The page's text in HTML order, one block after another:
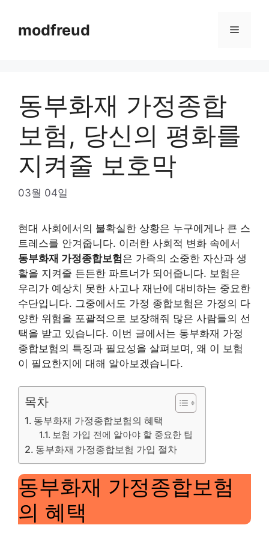
contentmodfreud Menu
동부화재 가정종합
보험, 당신의 평화를
지켜줄 보호막
03월 04일
현대 사회에서의 불확실한 상황은 누구에게나 큰 스
트레스를 안겨줍니다. 이러한 사회적 변화 속에서
동부화재 가정종합보험은 가족의 소중한 자산과 생
활을 지켜줄 든든한 파트너가 되어줍니다. 보험은
우리가 예상치 못한 사고나 재난에 대비하는 중요한
수단입니다. 그중에서도 가정 종합보험은 가정의 다
양한 위험을 포괄적으로 보장해줘 많은 사람들의 선
택을 받고 있습니다. 이번 글에서는 동부화재 가정
종합보험의 특징과 필요성을 살펴보며, 왜 이 보험
이 필요한지에 대해 알아보겠습니다.
목차
동부화재 가정종합보험의 혜택
보험 가입 전에 알아야 할 중요한 팁
동부화재 가정종합보험 가입 절차
동부화재 가정종합보험
의 혜택